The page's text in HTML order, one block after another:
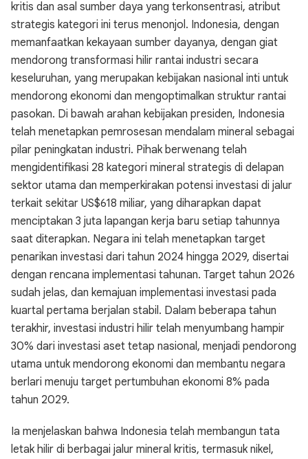
kritis dan asal sumber daya yang terkonsentrasi, atribut
strategis kategori ini terus menonjol. Indonesia, dengan
memanfaatkan kekayaan sumber dayanya, dengan giat
mendorong transformasi hilir rantai industri secara
keseluruhan, yang merupakan kebijakan nasional inti untuk
mendorong ekonomi dan mengoptimalkan struktur rantai
pasokan. Di bawah arahan kebijakan presiden, Indonesia
telah menetapkan pemrosesan mendalam mineral sebagai
pilar peningkatan industri. Pihak berwenang telah
mengidentifikasi 28 kategori mineral strategis di delapan
sektor utama dan memperkirakan potensi investasi di jalur
terkait sekitar US$618 miliar, yang diharapkan dapat
menciptakan 3 juta lapangan kerja baru setiap tahunnya
saat diterapkan. Negara ini telah menetapkan target
penarikan investasi dari tahun 2024 hingga 2029, disertai
dengan rencana implementasi tahunan. Target tahun 2026
sudah jelas, dan kemajuan implementasi investasi pada
kuartal pertama berjalan stabil. Dalam beberapa tahun
terakhir, investasi industri hilir telah menyumbang hampir
30% dari investasi aset tetap nasional, menjadi pendorong
utama untuk mendorong ekonomi dan membantu negara
berlari menuju target pertumbuhan ekonomi 8% pada
tahun 2029.
Ia menjelaskan bahwa Indonesia telah membangun tata
letak hilir di berbagai jalur mineral kritis, termasuk nikel,